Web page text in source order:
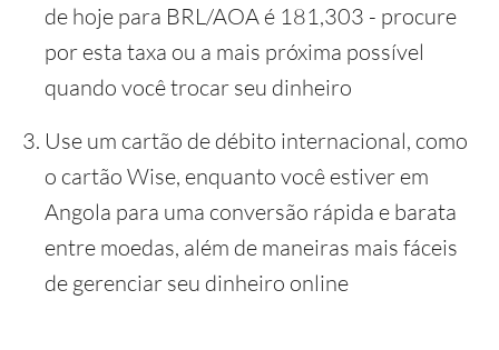
de hoje para BRL/AOA é 181,303 - procure
por esta taxa ou a mais próxima possível
quando você trocar seu dinheiro
Use um cartão de débito internacional, como
o cartão Wise, enquanto você estiver em
Angola para uma conversão rápida e barata
entre moedas, além de maneiras mais fáceis
de gerenciar seu dinheiro online